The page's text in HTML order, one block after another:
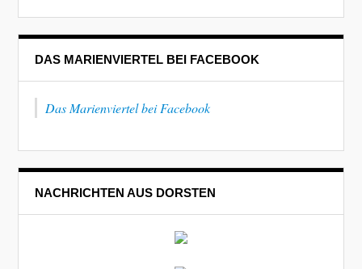
DAS MARIENVIERTEL BEI FACEBOOK
Das Marienviertel bei Facebook
NACHRICHTEN AUS DORSTEN